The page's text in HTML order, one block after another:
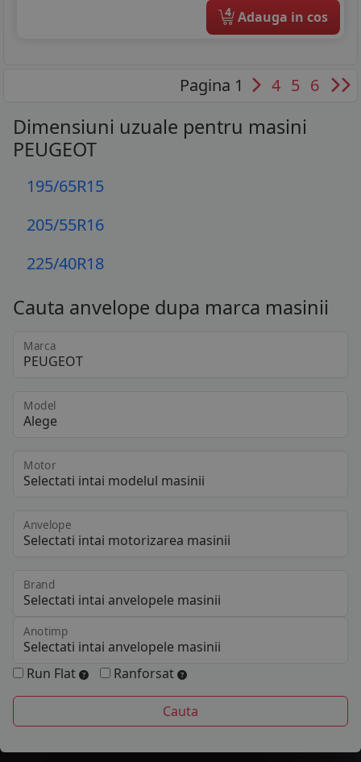
4 Adauga in cos
Pagina 1 4 5 6
Dimensiuni uzuale pentru masini
PEUGEOT
195/65R15
205/55R16
225/40R18
Cauta anvelope dupa marca masinii
Marca
Model
Motor
Anvelope
Brand
Anotimp
Run Flat Ranforsat